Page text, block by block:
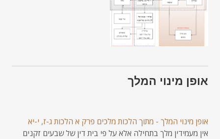
אופן מינוי המלך
אופן מינוי המלך - מתוך הלכות מלכים פרק א הלכות ג-ז, י-יא
אין מעמידין מלך בתחילה אלא על פי בית דין של שבעים זקנים